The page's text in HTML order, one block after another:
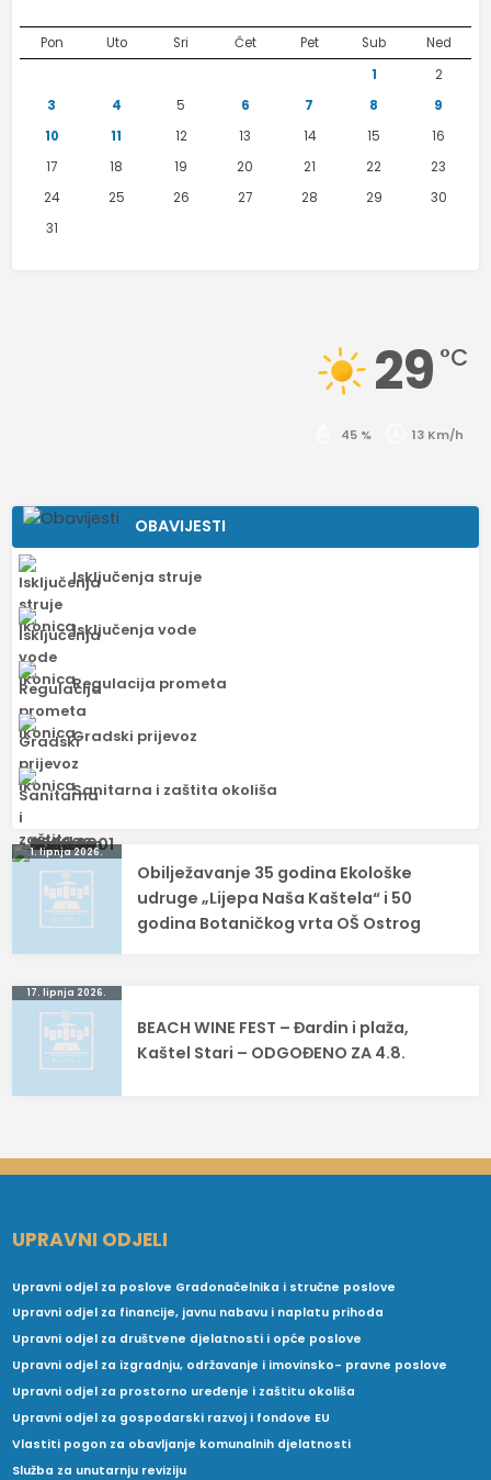
29 °C
45 % 13 Km/h
Pon Uto Sri Čet Pet Sub
Ned
1
2
3
4 5 6 7 8
9
10
11 12 13 14 15
16
17
18 19 20 21 22
23
24
25 26 27 28 29
30
31
OBAVIJESTI
Isključenja struje
Isključenja vode
Regulacija prometa
Gradski prijevoz
Sanitarna i zaštita okoliša
Navigacija
objava
1. lipnja 2026.
Obilježavanje 35 godina Ekološke
udruge „Lijepa Naša Kaštela“ i 50
godina Botaničkog vrta OŠ Ostrog
17. lipnja 2026.
BEACH WINE FEST – Đardin i plaža,
Kaštel Stari – ODGOĐENO ZA 4.8.
UPRAVNI ODJELI
Upravni odjel za poslove Gradonačelnika i stručne poslove
Upravni odjel za financije, javnu nabavu i naplatu prihoda
Upravni odjel za društvene djelatnosti i opće poslove
Upravni odjel za izgradnju, održavanje i imovinsko- pravne poslove
Upravni odjel za prostorno uređenje i zaštitu okoliša
Upravni odjel za gospodarski razvoj i fondove EU
Vlastiti pogon za obavljanje komunalnih djelatnosti
Služba za unutarnju reviziju